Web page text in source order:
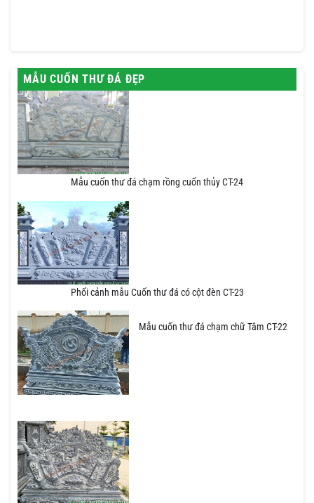
MẪU CUỐN THƯ ĐÁ ĐẸP
Mẫu cuốn thư đá chạm rồng cuốn thủy CT-24
Phối cảnh mẫu Cuốn thư đá có cột đèn CT-23
Mẫu cuốn thư đá chạm chữ Tâm CT-22